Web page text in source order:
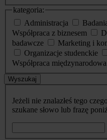
kategoria:
Administracja
Współpraca z biznesem
badawcze
Marketing i
Organizacje studenckie
Współpraca międzynarodowa
Wyszukaj
Jeżeli nie znalazłeś tego
szukane słowo lub frazę